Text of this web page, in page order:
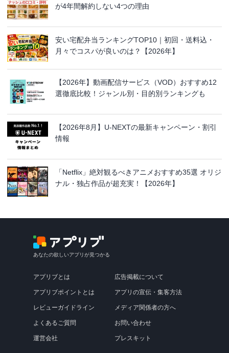
が4年間解約しない4つの理由
安い宅配弁当ランキングTOP10｜初回・送料込・
月々でコスパが良いのは？【2026年】
【2026年】動画配信サービス（VOD）おすすめ12
選徹底比較！ジャンル別・目的別ランキングも
【2026年8月】U-NEXTの最新キャンペーン・割引
情報
「Netflix」絶対観るべきアニメおすすめ35選 オリジ
ナル・独占作品が超充実！【2026年】
あなたの欲しいアプリが見つかる
アプリブとは
アプリブポイントとは
レビューガイドライン
よくあるご質問
運営会社
広告掲載について
アプリの宣伝・集客方法
メディア関係者の方へ
お問い合わせ
プレスキット